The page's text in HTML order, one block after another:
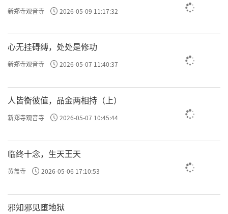
新郑寺观音寺 2026-05-09 11:17:32
心无挂碍缚，处处是修功
新郑寺观音寺 2026-05-07 11:40:37
人皆衡彼值，品金两相持（上）
新郑寺观音寺 2026-05-07 10:45:44
临终十念，生天王天
黄盖寺 2026-05-06 17:10:53
邪知邪见堕地狱